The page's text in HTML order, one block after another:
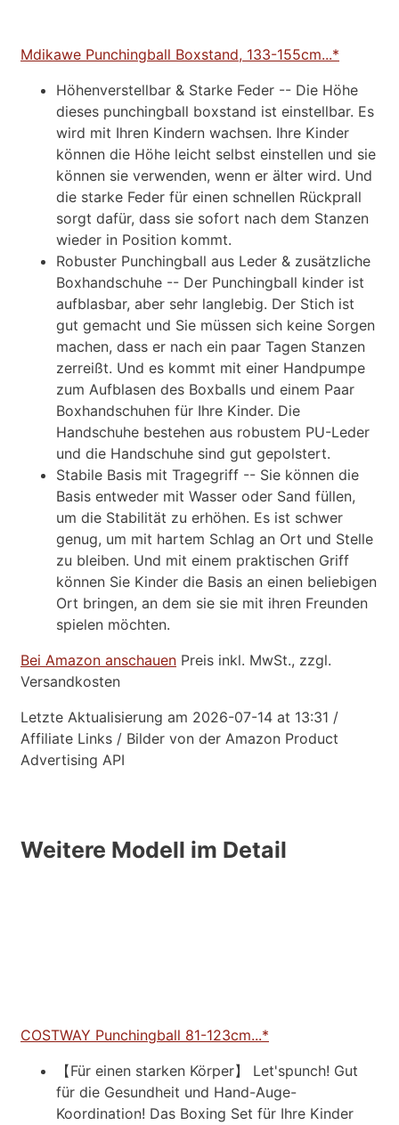
Mdikawe Punchingball Boxstand, 133-155cm...*
Höhenverstellbar & Starke Feder -- Die Höhe
dieses punchingball boxstand ist einstellbar. Es
wird mit Ihren Kindern wachsen. Ihre Kinder
können die Höhe leicht selbst einstellen und sie
können sie verwenden, wenn er älter wird. Und
die starke Feder für einen schnellen Rückprall
sorgt dafür, dass sie sofort nach dem Stanzen
wieder in Position kommt.
Robuster Punchingball aus Leder & zusätzliche
Boxhandschuhe -- Der Punchingball kinder ist
aufblasbar, aber sehr langlebig. Der Stich ist
gut gemacht und Sie müssen sich keine Sorgen
machen, dass er nach ein paar Tagen Stanzen
zerreißt. Und es kommt mit einer Handpumpe
zum Aufblasen des Boxballs und einem Paar
Boxhandschuhen für Ihre Kinder. Die
Handschuhe bestehen aus robustem PU-Leder
und die Handschuhe sind gut gepolstert.
Stabile Basis mit Tragegriff -- Sie können die
Basis entweder mit Wasser oder Sand füllen,
um die Stabilität zu erhöhen. Es ist schwer
genug, um mit hartem Schlag an Ort und Stelle
zu bleiben. Und mit einem praktischen Griff
können Sie Kinder die Basis an einen beliebigen
Ort bringen, an dem sie sie mit ihren Freunden
spielen möchten.
Bei Amazon anschauen Preis inkl. MwSt., zzgl.
Versandkosten
Letzte Aktualisierung am 2026-07-14 at 13:31 /
Affiliate Links / Bilder von der Amazon Product
Advertising API
Weitere Modell im Detail
COSTWAY Punchingball 81-123cm...*
【Für einen starken Körper】 Let'spunch! Gut
für die Gesundheit und Hand-Auge-
Koordination! Das Boxing Set für Ihre Kinder